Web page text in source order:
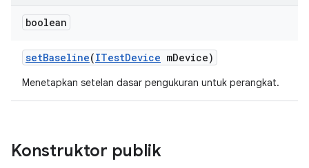
boolean
setBaseline(ITestDevice mDevice)
Menetapkan setelan dasar pengukuran untuk perangkat.
Konstruktor publik